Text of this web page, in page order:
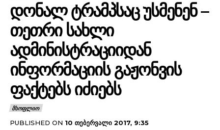
ᲓᲝᲜᲐᲚ ᲢᲠᲐᲛᲞᲡᲐᲪ ᲣᲡᲛᲔᲜᲔᲜ –
ᲗᲔᲗᲠᲘ ᲡᲐᲮᲚᲘ
ᲐᲓᲛᲘᲜᲘᲡᲢᲠᲐᲪᲘᲘᲓᲐᲜ
ᲘᲜᲤᲝᲠᲛᲐᲪᲘᲘᲡ ᲒᲐᲟᲝᲜᲕᲘᲡ
ᲤᲐᲥᲢᲔᲑᲡ ᲘᲫᲘᲔᲑᲡ
ᲛᲡᲝᲤᲚᲘᲝ
PUBLISHED ON 10 ᲗᲔᲑᲔᲠᲕᲐᲚᲘ 2017, 9:35